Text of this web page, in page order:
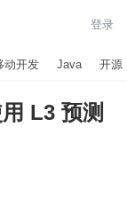
登录
动开发 Java 开源
L3 预测